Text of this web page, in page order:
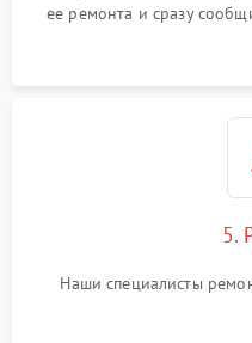
ее ремонта и сразу
5.
Наши специалисты